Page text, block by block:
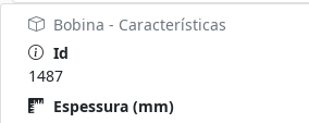
Bobina - Características
Id
1487
Espessura (mm)